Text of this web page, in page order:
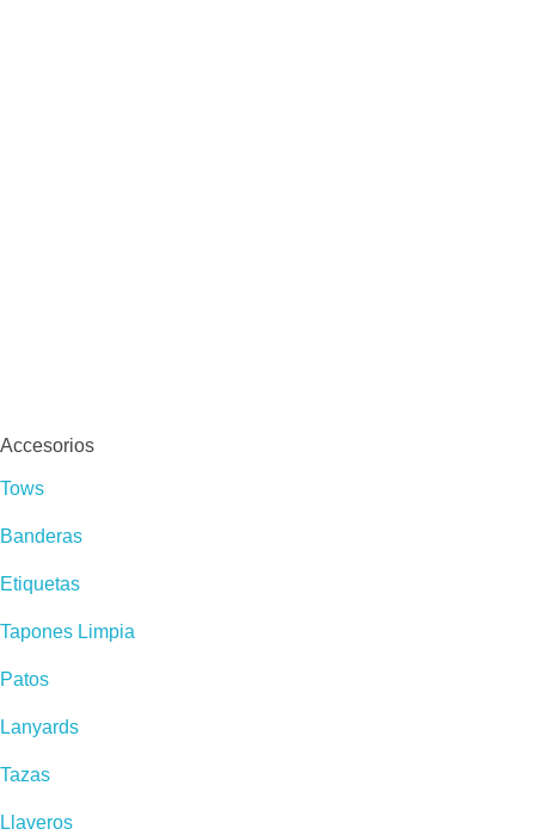
Accesorios
Tows
Banderas
Etiquetas
Tapones Limpia
Patos
Lanyards
Tazas
Llaveros